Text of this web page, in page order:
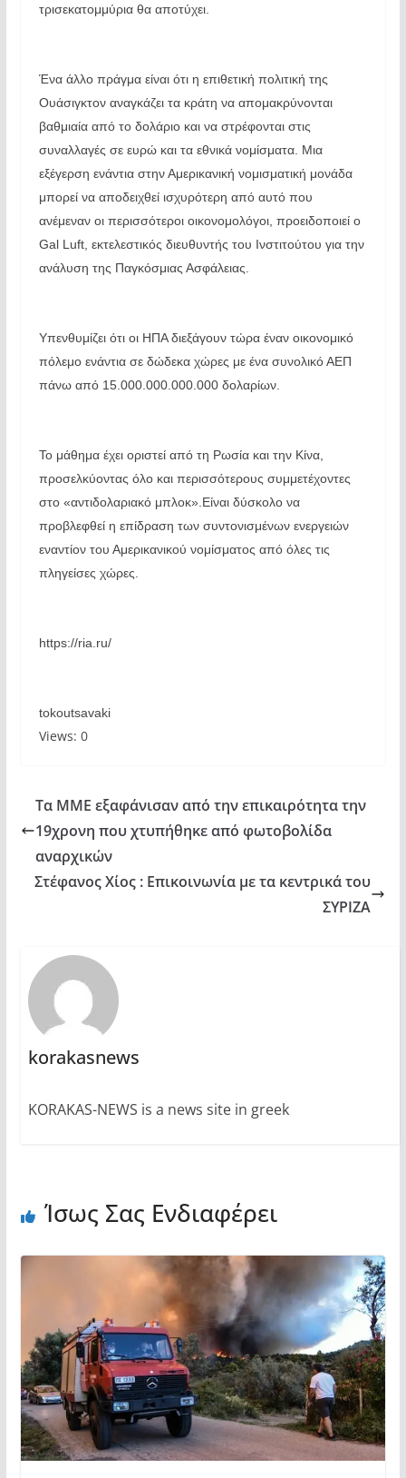
τρισεκατομμύρια θα αποτύχει.
Ένα άλλο πράγμα είναι ότι η επιθετική πολιτική της
Ουάσιγκτον αναγκάζει τα κράτη να απομακρύνονται
βαθμιαία από το δολάριο και να στρέφονται στις
συναλλαγές σε ευρώ και τα εθνικά νομίσματα. Μια
εξέγερση ενάντια στην Αμερικανική νομισματική μονάδα
μπορεί να αποδειχθεί ισχυρότερη από αυτό που
ανέμεναν οι περισσότεροι οικονομολόγοι, προειδοποιεί ο
Gal Luft, εκτελεστικός διευθυντής του Ινστιτούτου για την
ανάλυση της Παγκόσμιας Ασφάλειας.
Υπενθυμίζει ότι οι ΗΠΑ διεξάγουν τώρα έναν οικονομικό
πόλεμο ενάντια σε δώδεκα χώρες με ένα συνολικό ΑΕΠ
πάνω από 15.000.000.000.000 δολαρίων.
Το μάθημα έχει οριστεί από τη Ρωσία και την Κίνα,
προσελκύοντας όλο και περισσότερους συμμετέχοντες
στο «αντιδολαριακό μπλοκ».Είναι δύσκολο να
προβλεφθεί η επίδραση των συντονισμένων ενεργειών
εναντίον του Αμερικανικού νομίσματος από όλες τις
πληγείσες χώρες.
https://ria.ru/
tokoutsavaki
Views: 0
Τα MME εξαφάνισαν από την επικαιρότητα την
19χρονη που χτυπήθηκε από φωτοβολίδα
αναρχικών
Στέφανος Χίος : Επικοινωνία με τα κεντρικά του
ΣΥΡΙΖΑ
korakasnews
KORAKAS-NEWS is a news site in greek
Ίσως Σας Ενδιαφέρει